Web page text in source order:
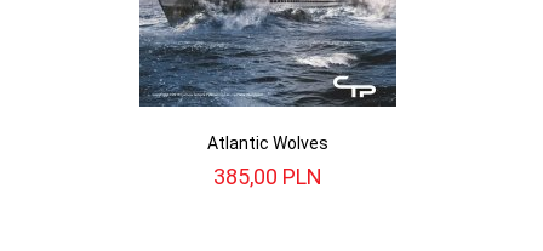
Atlantic Wolves
385,00 PLN